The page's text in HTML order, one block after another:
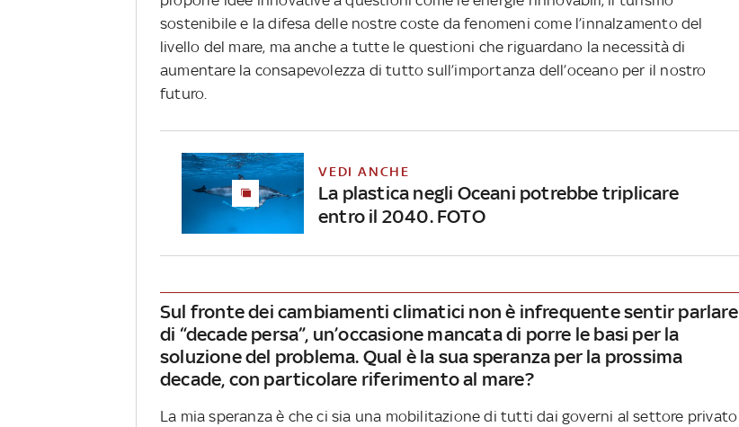
sostenibile e la difesa delle nostre coste da fenomeni come l’innalzamento del
livello del mare, ma anche a tutte le questioni che riguardano la necessità di
aumentare la consapevolezza di tutto sull’importanza dell’oceano per il nostro
futuro.
VEDI ANCHE
La plastica negli Oceani potrebbe triplicare
entro il 2040. FOTO
Sul fronte dei cambiamenti climatici non è infrequente sentir parlare
di “decade persa”, un’occasione mancata di porre le basi per la
soluzione del problema. Qual è la sua speranza per la prossima
decade, con particolare riferimento al mare?
La mia speranza è che ci sia una mobilitazione di tutti dai governi al settore privato